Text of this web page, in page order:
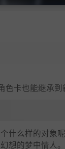
卡也能继承到
什么样的对象呢
想的梦中情人。